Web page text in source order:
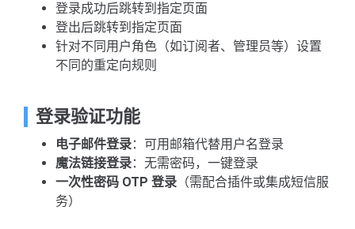
登录成功后跳转到指定页面
登出后跳转到指定页面
针对不同用户角色（如订阅者、管理员等）设置
不同的重定向规则
登录验证功能
电子邮件登录：可用邮箱代替用户名登录
魔法链接登录：无需密码，一键登录
一次性密码 OTP 登录 （需配合插件或集成短信服
务）